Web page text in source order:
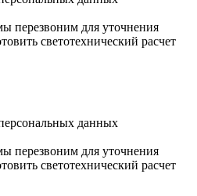
перезвоним для уточнения
светотехнический расчет
данных
перезвоним для уточнения
светотехнический расчет